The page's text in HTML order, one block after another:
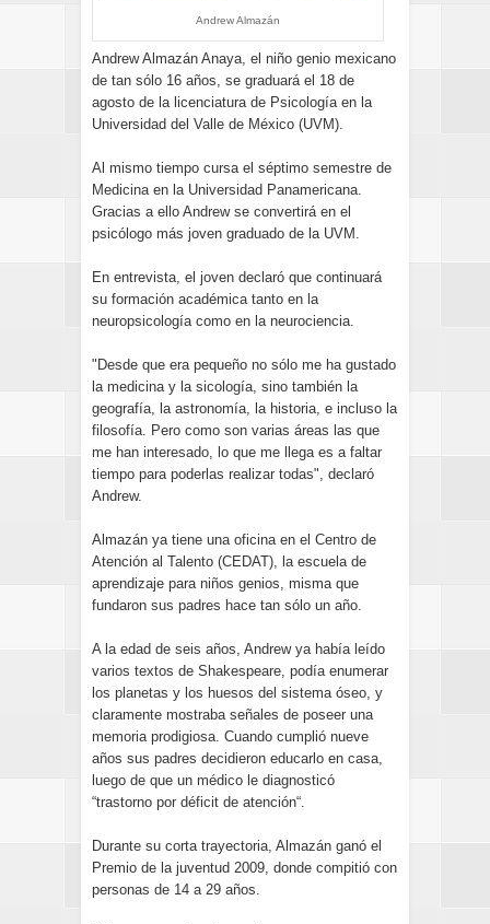
Andrew Almazán
Andrew Almazán Anaya, el niño genio mexicano
de tan sólo 16 años, se graduará el 18 de
agosto de la licenciatura de Psicología en la
Universidad del Valle de México (UVM).
Al mismo tiempo cursa el séptimo semestre de
Medicina en la Universidad Panamericana.
Gracias a ello Andrew se convertirá en el
psicólogo más joven graduado de la UVM.
En entrevista, el joven declaró que continuará
su formación académica tanto en la
neuropsicología como en la neurociencia.
"Desde que era pequeño no sólo me ha gustado
la medicina y la sicología, sino también la
geografía, la astronomía, la historia, e incluso la
filosofía. Pero como son varias áreas las que
me han interesado, lo que me llega es a faltar
tiempo para poderlas realizar todas", declaró
Andrew.
Almazán ya tiene una oficina en el Centro de
Atención al Talento (CEDAT), la escuela de
aprendizaje para niños genios, misma que
fundaron sus padres hace tan sólo un año.
A la edad de seis años, Andrew ya había leído
varios textos de Shakespeare, podía enumerar
los planetas y los huesos del sistema óseo, y
claramente mostraba señales de poseer una
memoria prodigiosa. Cuando cumplió nueve
años sus padres decidieron educarlo en casa,
luego de que un médico le diagnosticó
“trastorno por déficit de atención“.
Durante su corta trayectoria, Almazán ganó el
Premio de la juventud 2009, donde compitió con
personas de 14 a 29 años.